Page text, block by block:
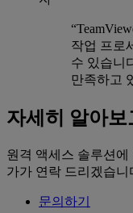
작업 프로
수 있습니
만족하고
자세히 알아
원격 액세스 솔루션에
가가 연락 드리겠습니
문의하기